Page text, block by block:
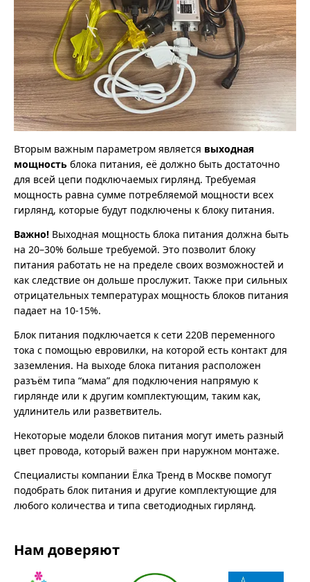
Вторым важным параметром является выходная
мощность блока питания, её должно быть достаточно
для всей цепи подключаемых гирлянд. Требуемая
мощность равна сумме потребляемой мощности всех
гирлянд, которые будут подключены к блоку питания.
Важно! Выходная мощность блока питания должна быть
на 20–30% больше требуемой. Это позволит блоку
питания работать не на пределе своих возможностей и
как следствие он дольше прослужит. Также при сильных
отрицательных температурах мощность блоков питания
падает на 10-15%.
Блок питания подключается к сети 220В переменного
тока с помощью евровилки, на которой есть контакт для
заземления. На выходе блока питания расположен
разъём типа “мама” для подключения напрямую к
гирлянде или к другим комплектующим, таким как,
удлинитель или разветвитель.
Некоторые модели блоков питания могут иметь разный
цвет провода, который важен при наружном монтаже.
Специалисты компании Ёлка Тренд в Москве помогут
подобрать блок питания и другие комплектующие для
любого количества и типа светодиодных гирлянд.
Нам доверяют